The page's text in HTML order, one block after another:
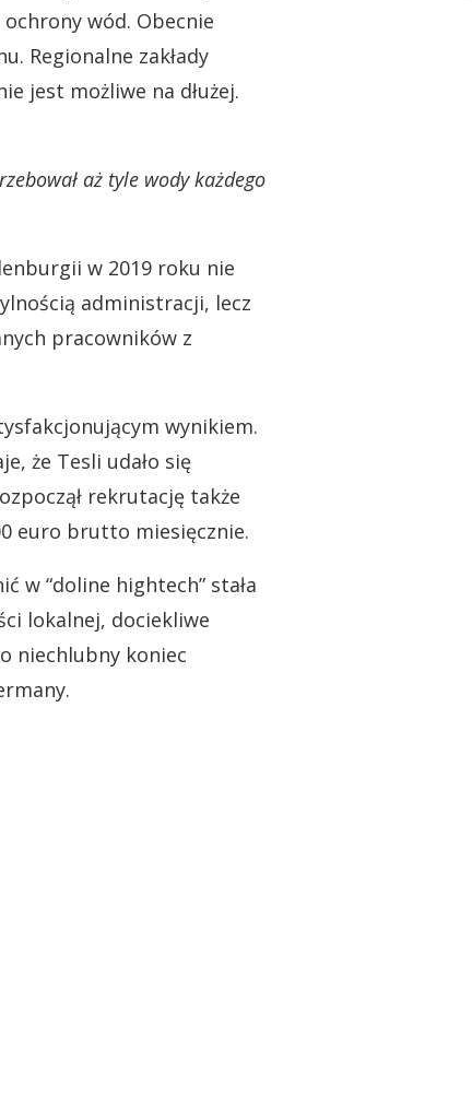
wód. Obecnie
Regionalne zakłady
jest możliwe na dłużej.
aż tyle wody każdego
w 2019 roku nie
administracji, lecz
pracowników z
wynikiem.
że Tesli udało się
rekrutację także
euro brutto miesięcznie.
w “doline hightech” stała
lokalnej, dociekliwe
niechlubny koniec